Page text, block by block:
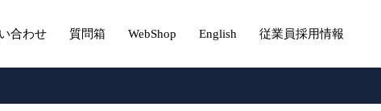
合わせ 質問箱 WebShop English 従業員採用情報